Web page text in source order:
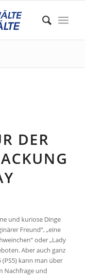
DER
und kuriose Dinge
Freund“, „eine
oder „Lady
Aber auch ganz
kann man über
Nachfrage und